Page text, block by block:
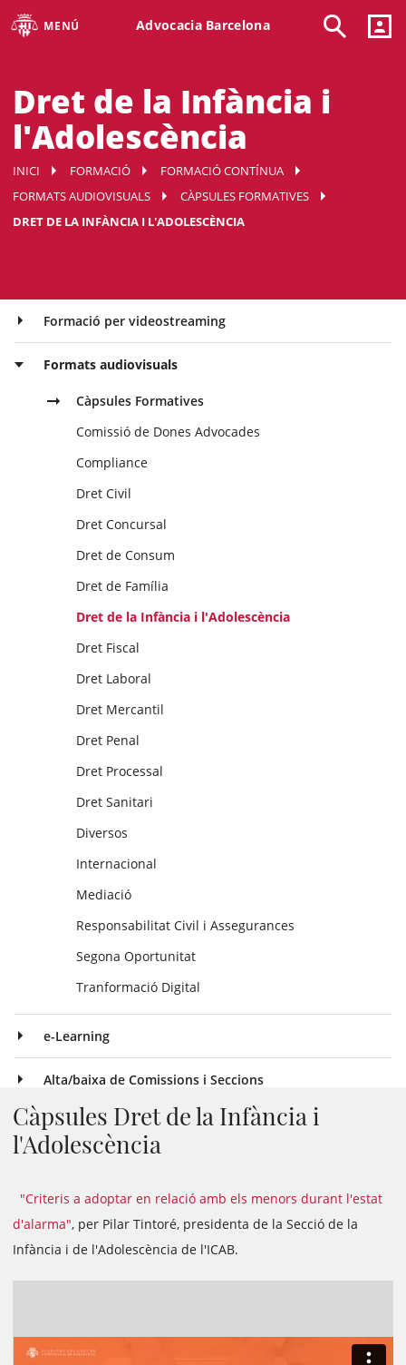
MENÚ Advocacia Barcelona
Dret de la Infància i
l'Adolescència
INICI FORMACIÓ
FORMACIÓ CONTÍNUA
FORMATS AUDIOVISUALS
CÀPSULES FORMATIVES
DRET DE LA INFÀNCIA I L'ADOLESCÈNCIA
Formació per videostreaming
Formats audiovisuals
Càpsules Formatives
Comissió de Dones Advocades
Compliance
Dret Civil
Dret Concursal
Dret de Consum
Dret de Família
Dret de la Infància i l'Adolescència
Dret Fiscal
Dret Laboral
Dret Mercantil
Dret Penal
Dret Processal
Dret Sanitari
Diversos
Internacional
Mediació
Responsabilitat Civil i Assegurances
Segona Oportunitat
Tranformació Digital
e-Learning
Alta/baixa de Comissions i Seccions
Càpsules Dret de la Infància i
l'Adolescència
"Criteris a adoptar en relació amb els menors durant l'estat
d'alarma", per Pilar Tintoré, presidenta de la Secció de la
Infància i de l'Adolescència de l'ICAB.